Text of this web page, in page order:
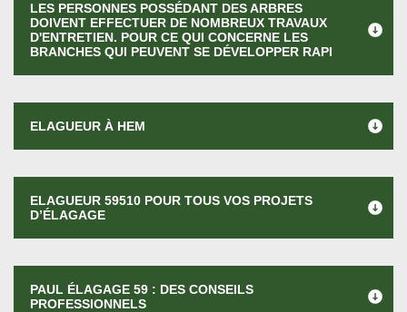
LES PERSONNES POSSÉDANT DES ARBRES
DOIVENT EFFECTUER DE NOMBREUX TRAVAUX
D'ENTRETIEN. POUR CE QUI CONCERNE LES
BRANCHES QUI PEUVENT SE DÉVELOPPER RAPI
ELAGUEUR À HEM
ELAGUEUR 59510 POUR TOUS VOS PROJETS
D’ÉLAGAGE
PAUL ÉLAGAGE 59 : DES CONSEILS
PROFESSIONNELS